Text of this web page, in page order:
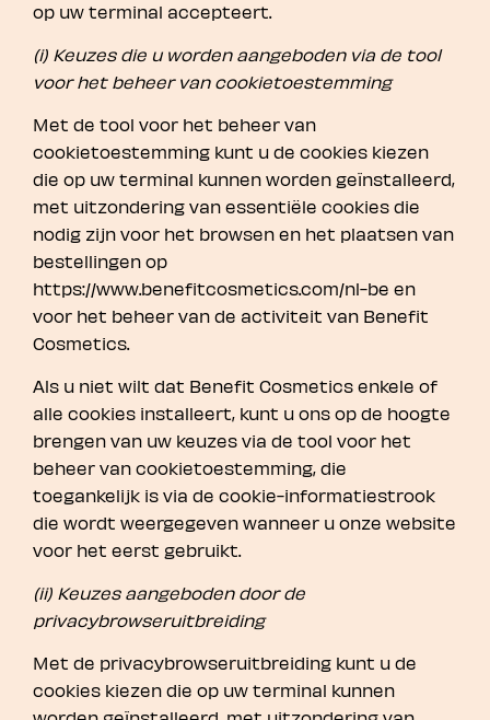
op uw terminal accepteert.
(i) Keuzes die u worden aangeboden via de tool
voor het beheer van cookietoestemming
Met de tool voor het beheer van
cookietoestemming kunt u de cookies kiezen
die op uw terminal kunnen worden geïnstalleerd,
met uitzondering van essentiële cookies die
nodig zijn voor het browsen en het plaatsen van
bestellingen op
https://www.benefitcosmetics.com/nl-be en
voor het beheer van de activiteit van Benefit
Cosmetics.
Als u niet wilt dat Benefit Cosmetics enkele of
alle cookies installeert, kunt u ons op de hoogte
brengen van uw keuzes via de tool voor het
beheer van cookietoestemming, die
toegankelijk is via de cookie-informatiestrook
die wordt weergegeven wanneer u onze website
voor het eerst gebruikt.
(ii) Keuzes aangeboden door de
privacybrowseruitbreiding
Met de privacybrowseruitbreiding kunt u de
cookies kiezen die op uw terminal kunnen